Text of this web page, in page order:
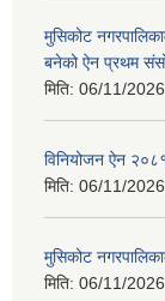
मुसिकोट
बनेको ऐन प्रथम
मिति: 06/11/
विनियोजन ऐन
मिति: 06/11/
मुसिकोट
मिति: 06/11/